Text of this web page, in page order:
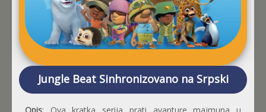
Jungle Beat Sinhronizovano na Srpski